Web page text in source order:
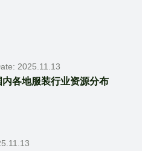
2025.11.13
内各地服装行业资源分布